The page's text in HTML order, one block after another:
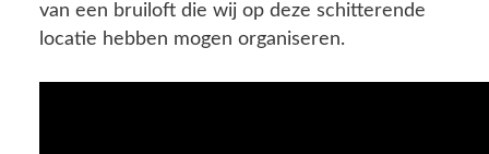
van een bruiloft die wij op deze schitterende
locatie hebben mogen organiseren.